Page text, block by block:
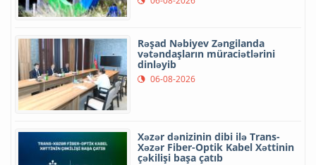
Rəşad Nəbiyev Zəngilanda
vətəndaşların müraciətlərini
dinləyib
06-08-2026
Xəzər dənizinin dibi ilə Trans-
Xəzər Fiber-Optik Kabel Xəttinin
çəkilişi başa çatıb